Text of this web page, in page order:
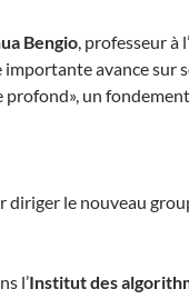
Bengio, professeur à l’
importante avance sur
un fondement
le nouveau
l’Institut des